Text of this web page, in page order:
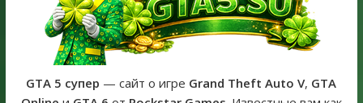
Получайте особые награды в GTA Online по программе
Fine Art Collector
GTA 6 официальная обложка игры и Предзаказ Grand Theft
Auto VI
GTA 5 супер — сайт о игре Grand Theft Auto V, GTA